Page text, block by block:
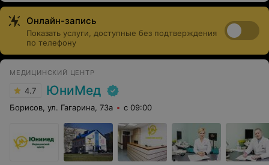
Онлайн-запись
Показать услуги, доступные без подтверждения
по телефону
МЕДИЦИНСКИЙ ЦЕНТР
4.7 ЮниМед
Борисов, ул. Гагарина, 73а с 09:00